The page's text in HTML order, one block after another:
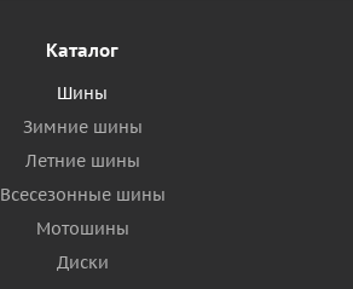
Каталог
Шины
Зимние шины
Летние шины
Всесезонные шины
Мотошины
Диски